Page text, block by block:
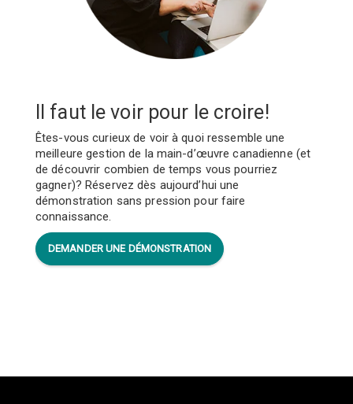
Il faut le voir pour le croire!
Êtes-vous curieux de voir à quoi ressemble une
meilleure gestion de la main-d’œuvre canadienne (et
de découvrir combien de temps vous pourriez
gagner)? Réservez dès aujourd’hui une
démonstration sans pression pour faire
connaissance.
DEMANDER UNE DÉMONSTRATION